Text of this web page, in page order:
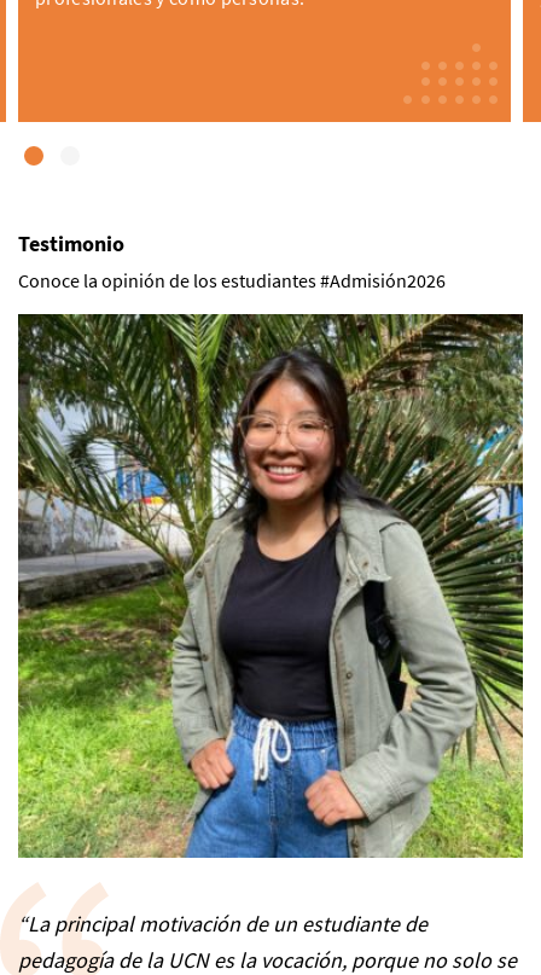
Testimonio
Conoce la opinión de los estudiantes #Admisión2026
“La principal motivación de un estudiante de
pedagogía de la UCN es la vocación, porque no solo se